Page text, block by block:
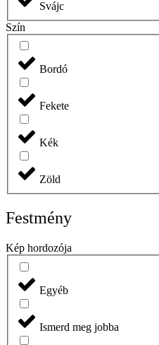
Svájc
Szín
Bordó
Fekete
Kék
Zöld
Festmény
Kép hordozója
Egyéb
Ismerd meg jobba